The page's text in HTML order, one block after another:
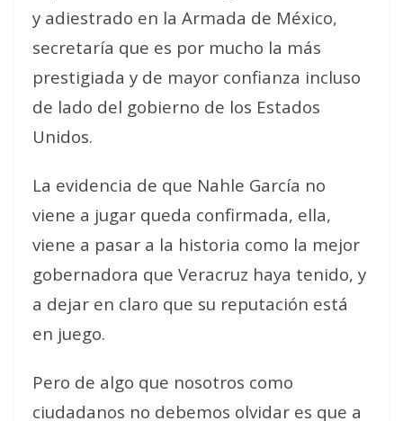
y adiestrado en la Armada de México,
secretaría que es por mucho la más
prestigiada y de mayor confianza incluso
de lado del gobierno de los Estados
Unidos.
La evidencia de que Nahle García no
viene a jugar queda confirmada, ella,
viene a pasar a la historia como la mejor
gobernadora que Veracruz haya tenido, y
a dejar en claro que su reputación está
en juego.
Pero de algo que nosotros como
ciudadanos no debemos olvidar es que a